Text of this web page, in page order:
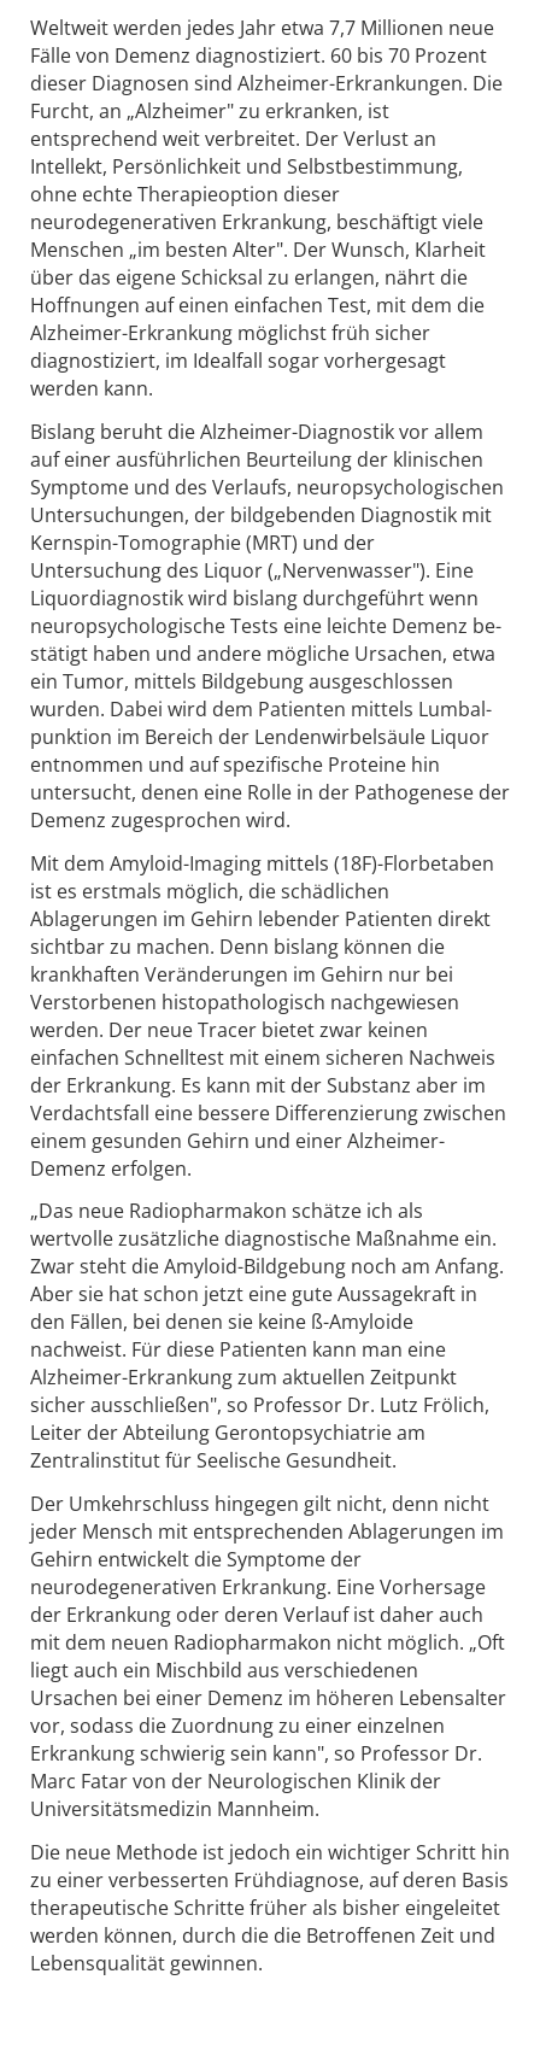
Weltweit werden jedes Jahr etwa 7,7 Millionen neue
Fälle von Demenz diagnostiziert. 60 bis 70 Prozent
dieser Diagnosen sind Alzheimer-Erkrankungen. Die
Furcht, an „Alzheimer" zu erkranken, ist
entsprechend weit verbreitet. Der Verlust an
Intellekt, Persönlichkeit und Selbstbestimmung,
ohne echte Therapieoption dieser
neurodegenerativen Erkrankung, beschäftigt viele
Menschen „im besten Alter". Der Wunsch, Klarheit
über das eigene Schicksal zu erlangen, nährt die
Hoffnungen auf einen einfachen Test, mit dem die
Alzheimer-Erkrankung möglichst früh sicher
diagnostiziert, im Idealfall sogar vorhergesagt
werden kann.
Bislang beruht die Alzheimer-Diagnostik vor allem
auf einer ausführlichen Beurteilung der klinischen
Sym­p­tome und des Verlaufs, neuropsychologischen
Untersuchungen, der bildgebenden Diagnostik mit
Kernspin-Tomographie (MRT) und der
Untersuchung des Liquor („Nervenwasser"). Eine
Liquordiagnostik wird bislang durchgeführt wenn
neuropsychologische Tests eine leichte Demenz be­
stätigt haben und andere mögliche Ursachen, etwa
ein Tumor, mittels Bildgebung ausge­schlossen
wurden. Dabei wird dem Patienten mittels Lumbal­
punktion im Bereich der Lendenwirbelsäule Liquor
ent­nommen und auf spezi­fi­sche Proteine hin
untersucht, denen eine Rolle in der Pathogenese der
Demenz zugesprochen wird.
Mit dem Amyloid-Imaging mittels (18F)-Florbetaben
ist es erstmals möglich, die schädlichen
Ablagerungen im Gehirn lebender Patienten direkt
sichtbar zu machen. Denn bislang können die
krankhaften Veränderungen im Gehirn nur bei
Verstorbenen histopathologisch nachgewiesen
werden. Der neue Tracer bietet zwar keinen
einfachen Schnelltest mit einem sicheren Nachweis
der Erkrankung. Es kann mit der Substanz aber im
Verdachtsfall eine bessere Differen­zie­rung zwischen
einem gesunden Gehirn und einer Alzhei­mer-
Demenz erfolgen.
„Das neue Radiopharmakon schätze ich als
wertvolle zusätzliche diagnostische Maßnahme ein.
Zwar steht die Amyloid-Bildgebung noch am Anfang.
Aber sie hat schon jetzt eine gute Aussagekraft in
den Fällen, bei denen sie keine ß-Amyloide
nachweist. Für diese Patienten kann man eine
Alzheimer-Erkrankung zum aktuellen Zeitpunkt
sicher ausschließen", so Professor Dr. Lutz Frölich,
Leiter der Abteilung Gerontopsychiatrie am
Zentralinstitut für Seelische Gesundheit.
Der Umkehrschluss hingegen gilt nicht, denn nicht
jeder Mensch mit entsprechenden Ablagerungen im
Gehirn entwickelt die Symptome der
neurodegenerativen Erkrankung. Eine Vorhersage
der Erkrankung oder deren Verlauf ist daher auch
mit dem neuen Radiopharmakon nicht möglich. „Oft
liegt auch ein Mischbild aus verschiedenen
Ursachen bei einer De­menz im höheren Lebensalter
vor, sodass die Zuord­nung zu einer einzelnen
Erkrankung schwierig sein kann", so Professor Dr.
Marc Fatar von der Neuro­logischen Klinik der
Universitätsmedizin Mannheim.
Die neue Methode ist jedoch ein wichtiger Schritt hin
zu einer verbesserten Frühdiagnose, auf deren Basis
therapeutische Schritte früher als bisher eingeleitet
werden können, durch die die Betroffenen Zeit und
Lebensqualität gewinnen.